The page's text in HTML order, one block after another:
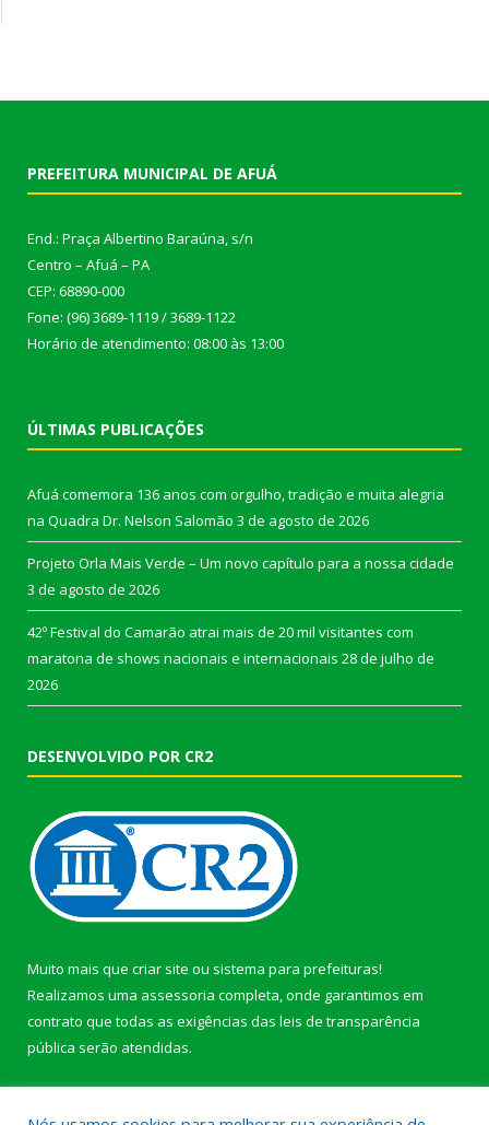
PREFEITURA MUNICIPAL DE AFUÁ
End.: Praça Albertino Baraúna, s/n
Centro – Afuá – PA
CEP: 68890-000
Fone: (96) 3689-1119 / 3689-1122
Horário de atendimento: 08:00 às 13:00
ÚLTIMAS PUBLICAÇÕES
Afuá comemora 136 anos com orgulho, tradição e muita alegria
na Quadra Dr. Nelson Salomão 3 de agosto de 2026
Projeto Orla Mais Verde – Um novo capítulo para a nossa cidade
3 de agosto de 2026
42º Festival do Camarão atrai mais de 20 mil visitantes com
maratona de shows nacionais e internacionais 28 de julho de
2026
DESENVOLVIDO POR CR2
Muito mais que criar site ou sistema para prefeituras!
Realizamos uma assessoria completa, onde garantimos em
contrato que todas as exigências das leis de transparência
pública serão atendidas.